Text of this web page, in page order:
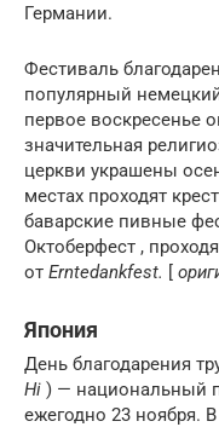
Германии.
Фестиваль
популярный
первое воскресенье
значительная
церкви украшены
местах проходят
баварские пивные
Октоберфест ,
от Erntedankfest. [
Япония
День благодарения
Hi ) — национальный
ежегодно 23 ноября.